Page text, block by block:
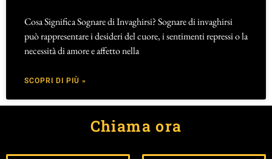
Cosa Significa Sognare di Invaghirsi? Sognare di invaghirsi
può rappresentare i desideri del cuore, i sentimenti repressi o la
necessità di amore e affetto nella
SCOPRI DI PIÙ »
Chiama ora